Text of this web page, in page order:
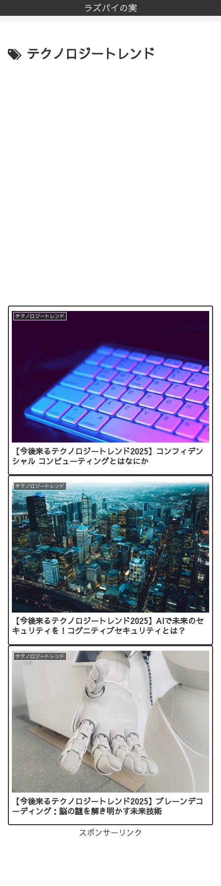
ラズパイの実
テクノロジートレンド
テクノロジートレンド
【今後来るテクノロジートレンド2025】コンフィデン
シャル コンピューティングとはなにか
テクノロジートレンド
【今後来るテクノロジートレンド2025】AIで未来のセ
キュリティを！コグニティブセキュリティとは？
テクノロジートレンド
【今後来るテクノロジートレンド2025】ブレーンデコ
ーディング：脳の謎を解き明かす未来技術
スポンサーリンク